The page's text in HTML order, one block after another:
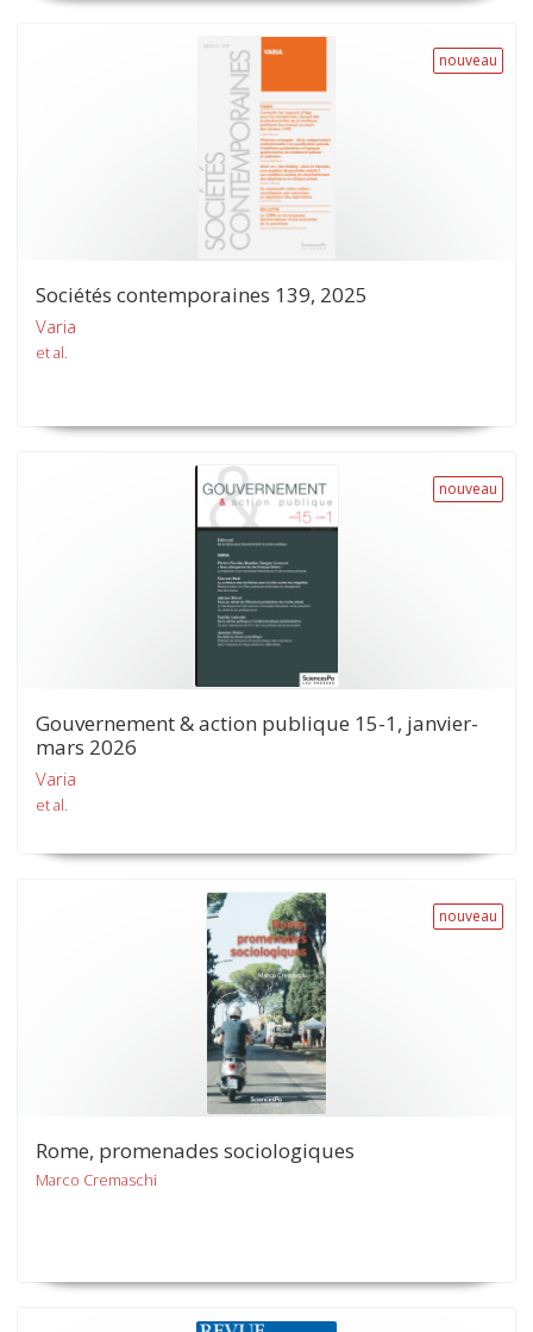
nouveau
Sociétés contemporaines 139, 2025
Varia
et al.
nouveau
Gouvernement & action publique 15-1, janvier-
mars 2026
Varia
et al.
nouveau
Rome, promenades sociologiques
Marco Cremaschi